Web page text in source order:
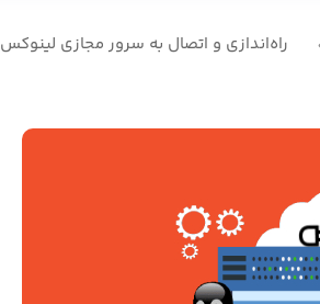
راه‌اندازی و اتصال به سرور مجازی لینوکس